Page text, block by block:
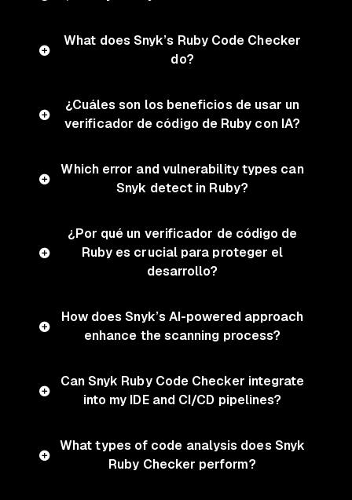
What does Snyk’s Ruby Code Checker
do?
¿Cuáles son los beneficios de usar un
verificador de código de Ruby con IA?
Which error and vulnerability types can
Snyk detect in Ruby?
¿Por qué un verificador de código de
Ruby es crucial para proteger el
desarrollo?
How does Snyk’s AI-powered approach
enhance the scanning process?
Can Snyk Ruby Code Checker integrate
into my IDE and CI/CD pipelines?
What types of code analysis does Snyk
Ruby Checker perform?